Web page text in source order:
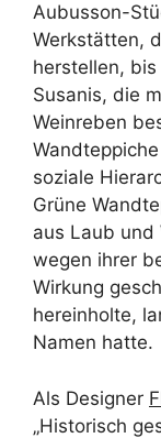
Aubusson-
Werkstätten,
herstellen,
Susanis, die
Weinreben
soziale
Grüne
aus Laub und
wegen ihrer
Wirkung
hereinholte,
Namen hatte.
Als Designer
„Historisch